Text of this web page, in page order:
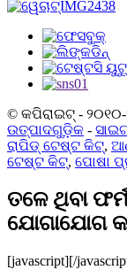
© କପିରାଇଟ୍ - ୨୦୧୦-
ଉତ୍ପାଦଗୁଡ଼ିକ -
ରାପିଡ୍ ଟେଷ୍ଟ କିଟ୍,
ଟେଷ୍ଟ କିଟ୍, ପୋଷା
ତଳେ ଥିବା
ଯୋଗାଯୋଗ
[javascript][/